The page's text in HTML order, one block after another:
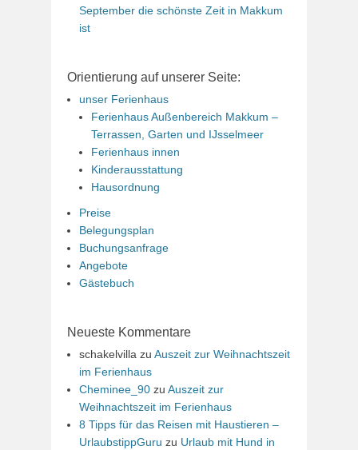
September die schönste Zeit in Makkum
ist
Orientierung auf unserer Seite:
unser Ferienhaus
Ferienhaus Außenbereich Makkum –
Terrassen, Garten und IJsselmeer
Ferienhaus innen
Kinderausstattung
Hausordnung
Preise
Belegungsplan
Buchungsanfrage
Angebote
Gästebuch
Neueste Kommentare
schakelvilla zu Auszeit zur Weihnachtszeit
im Ferienhaus
Cheminee_90 zu Auszeit zur
Weihnachtszeit im Ferienhaus
8 Tipps für das Reisen mit Haustieren –
UrlaubstippGuru zu Urlaub mit Hund in